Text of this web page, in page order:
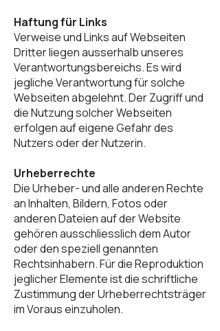
Haftung für Links
Verweise und Links auf Webseiten
Dritter liegen ausserhalb unseres
Verantwortungsbereichs. Es wird
jegliche Verantwortung für solche
Webseiten abgelehnt. Der Zugriff und
die Nutzung solcher Webseiten
erfolgen auf eigene Gefahr des
Nutzers oder der Nutzerin.
Urheberrechte
Die Urheber- und alle anderen Rechte
an Inhalten, Bildern, Fotos oder
anderen Dateien auf der Website
gehören ausschliesslich dem Autor
oder den speziell genannten
Rechtsinhabern. Für die Reproduktion
jeglicher Elemente ist die schriftliche
Zustimmung der Urheberrechtsträger
im Voraus einzuholen.